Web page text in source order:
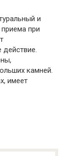
и
при
действие.
камней.
имеет